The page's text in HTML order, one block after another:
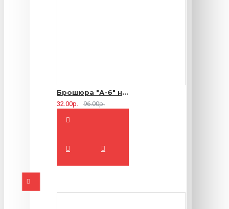
Брошюра "А-6" на 2 скрепки - 16 страниц
32.00р. 96.00р.